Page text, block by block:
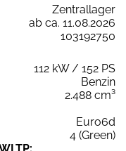
Zentrallager
ab ca. 11.08.2026
103192750
112 kW / 152 PS
Benzin
2.488 cm³
Euro6d
4 (Green)